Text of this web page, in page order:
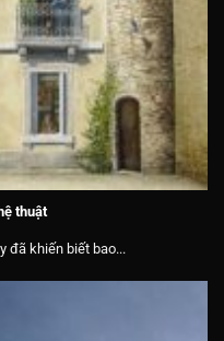
thuật
đã khiến biết bao...